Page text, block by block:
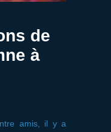
de
à
amis, il y a